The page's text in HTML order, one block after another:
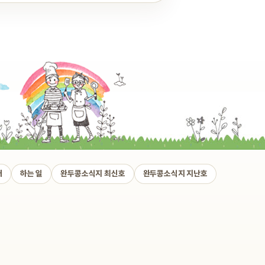
하는 일 완두콩소식지 최신호 완두콩소식지 지난호